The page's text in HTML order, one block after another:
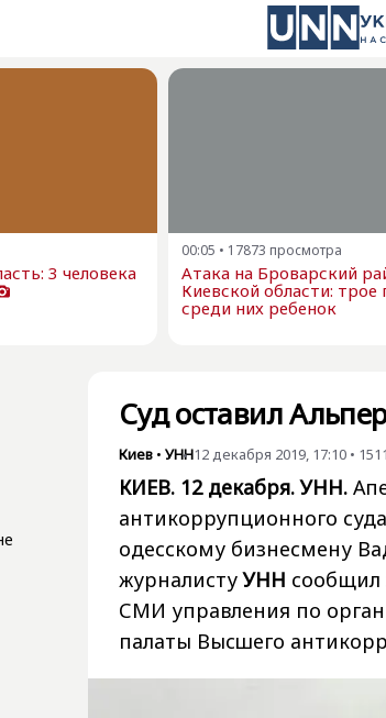
3 человека
00:05 • 17873 просмотра
Атака на Броварский
Киевской области: трое
среди них ребенок
Суд оставил
Киев • УНН12 декабря 2019, 17:10 •
КИЕВ. 12 декабря. УНН.
антикоррупционного
одесскому бизнесмену
журналистуУНН сообщил
СМИ управления по
палаты Высшего